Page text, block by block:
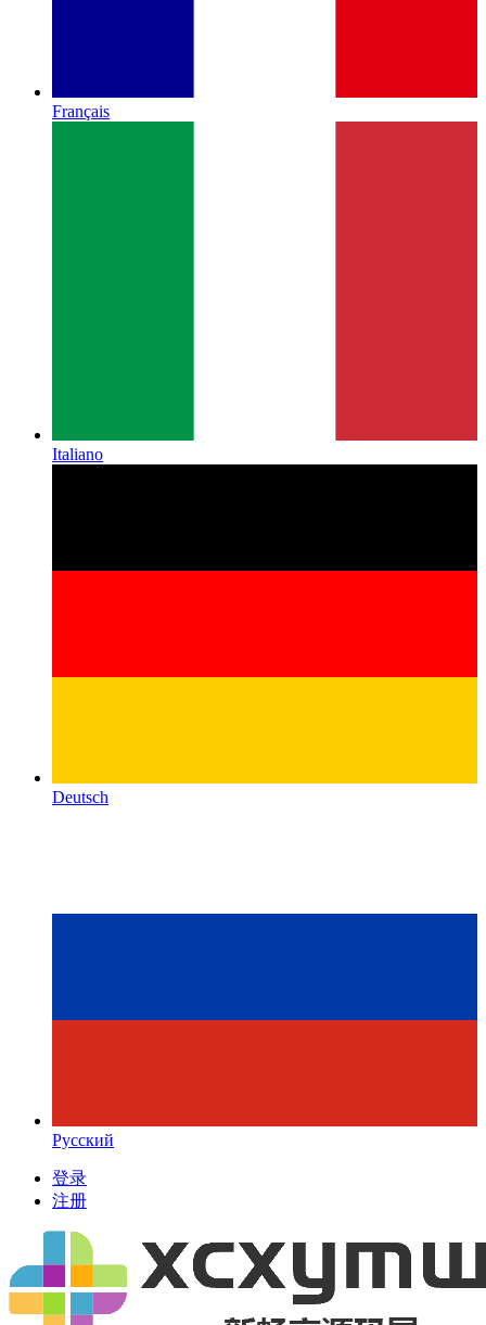
Français
Italiano
Deutsch
Русский
登录
注册